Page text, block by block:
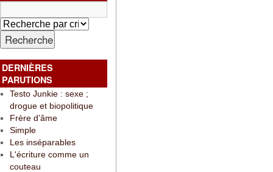
DERNIÈRES
PARUTIONS
Testo Junkie : sexe ;
drogue et biopolitique
Frère d’âme
Simple
Les inséparables
L'écriture comme un
couteau